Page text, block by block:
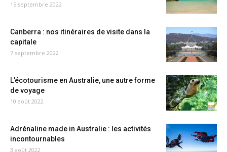
15 septembre 2022
Canberra : nos itinéraires de visite dans la
capitale
7 septembre 2022
L’écotourisme en Australie, une autre forme
de voyage
10 août 2022
Adrénaline made in Australie : les activités
incontournables
3 août 2022